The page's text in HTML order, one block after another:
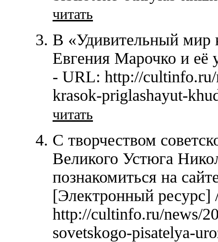
читать
В «Удивительный мир
Евгения Марочко и её
- URL: http://
krasok-priglashayut-
читать
С творчеством
Великого Устюга
познакомиться на
[Электронный
http://cultinfo.ru/news/
sovetskogo-pisatelya-